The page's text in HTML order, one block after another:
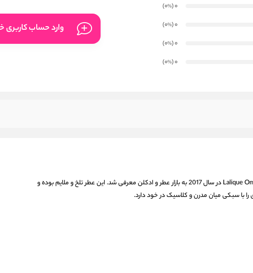
0
(0
%
)
0
(0
%
)
0
(0
%
)
0
(0
%
)
وارد حساب
عطر ادکلن لالیک امبر نویر | Lalique Ombre Noire در سال 2017 به بازار عطر و ادکلن معرفی شد. این عطر تلخ و ملایم بوده و
با سبکی میان مدرن و کلاسیک در خود دارد.